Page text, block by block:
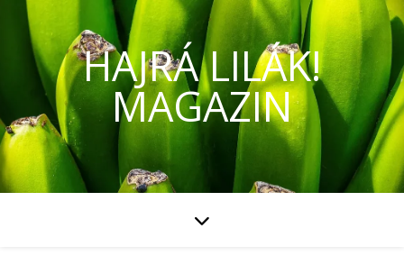
HAJRÁ LILÁK!
MAGAZIN